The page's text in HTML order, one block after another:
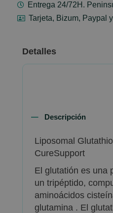
Entrega 24/72H.
Tarjeta, Bizum, Paypal
Detalles
Descripción
Liposomal
CureSupport
El glutatión es una
un tripéptido,
aminoácidos
glutamina . El